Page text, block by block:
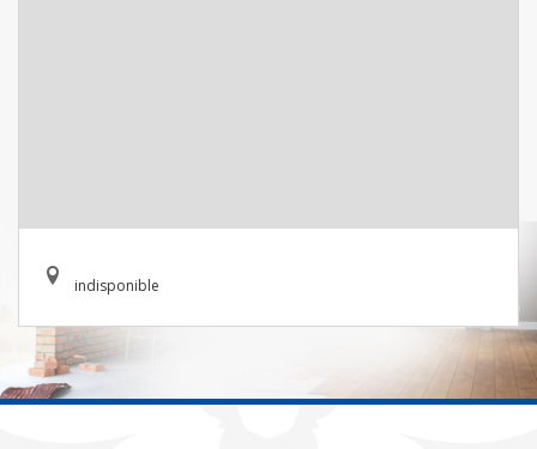
indisponible